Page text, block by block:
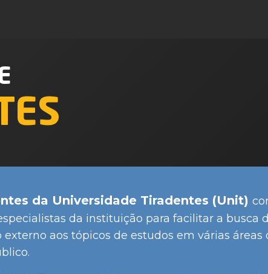
da Universidade Tiradentes (Unit)
da instituição para facilitar a busca
aos tópicos de estudos em várias áreas